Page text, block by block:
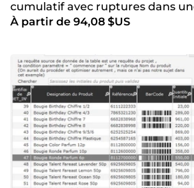
cumulatif avec ruptures dans
24
À partir de 94,08 $US